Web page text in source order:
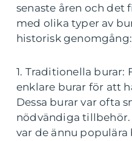
senaste åren och det
med olika typer av
historisk genomgång:
1. Traditionella burar:
enklare burar för att
Dessa burar var ofta
nödvändiga tillbehör.
var de ännu